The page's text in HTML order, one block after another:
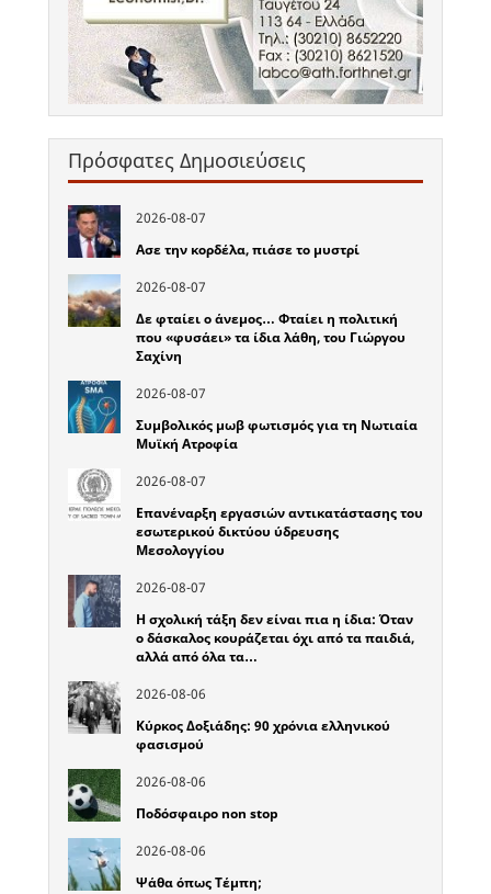
Πρόσφατες Δημοσιεύσεις
2026-08-07
Ασε την κορδέλα, πιάσε το μυστρί
2026-08-07
Δε φταίει ο άνεμος… Φταίει η πολιτική
που «φυσάει» τα ίδια λάθη, του Γιώργου
Σαχίνη
2026-08-07
Συμβολικός μωβ φωτισμός για τη Νωτιαία
Μυϊκή Ατροφία
2026-08-07
Επανέναρξη εργασιών αντικατάστασης του
εσωτερικού δικτύου ύδρευσης
Μεσολογγίου
2026-08-07
Η σχολική τάξη δεν είναι πια η ίδια: Όταν
ο δάσκαλος κουράζεται όχι από τα παιδιά,
αλλά από όλα τα…
2026-08-06
Κύρκος Δοξιάδης: 90 χρόνια ελληνικού
φασισμού
2026-08-06
Ποδόσφαιρο non stop
2026-08-06
Ψάθα όπως Τέμπη;